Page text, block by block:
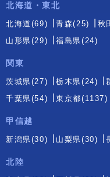
北海道・東北
北海道(69) 青森(25) 秋
山形県(29)
福島県(24)
関東
茨城県(27) 栃木県(24)
千葉県(54)
東京都(1137)
甲信越
新潟県(30) 山梨県(30)
北陸